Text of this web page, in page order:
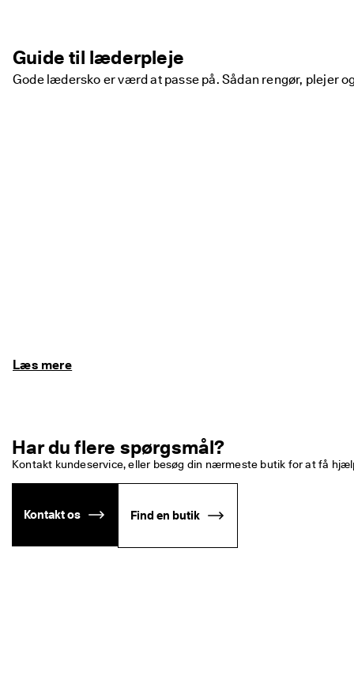
Guide til læderpleje
Gode lædersko er værd at passe på. Sådan rengør, plejer
Læs mere
Har du flere spørgsmål?
Kontakt kundeservice, eller besøg din nærmeste butik for at få
Kontakt os Find en butik